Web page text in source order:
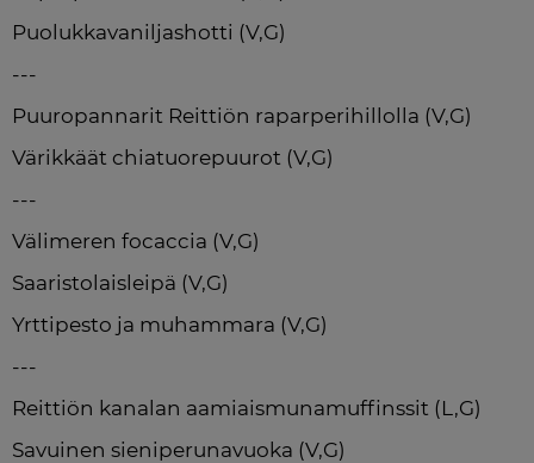
Puolukkavaniljashotti (V,G)
---
Puuropannarit Reittiön raparperihillolla (V,G)
Värikkäät chiatuorepuurot (V,G)
---
Välimeren focaccia (V,G)
Saaristolaisleipä (V,G)
Yrttipesto ja muhammara (V,G)
---
Reittiön kanalan aamiaismunamuffinssit (L,G)
Savuinen sieniperunavuoka (V,G)